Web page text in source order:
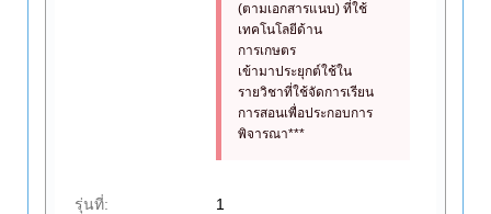
(ตามเอกสารแนบ) ที่ใช้
เทคโนโลยีด้าน
การเกษตร
เข้ามาประยุกต์ใช้ใน
รายวิชาที่ใช้จัดการเรียน
การสอนเพื่อประกอบการ
พิจารณา***
รุ่นที่:
1